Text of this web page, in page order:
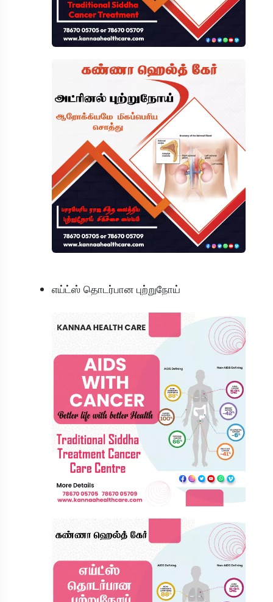
எய்ட்ஸ் தொடர்பான புற்றுநோய்